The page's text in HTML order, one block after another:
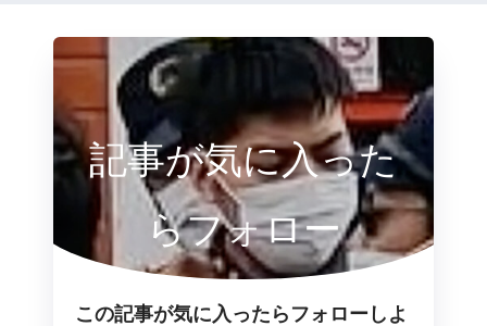
記事が気に入った
らフォロー
この記事が気に入ったらフォローしよ